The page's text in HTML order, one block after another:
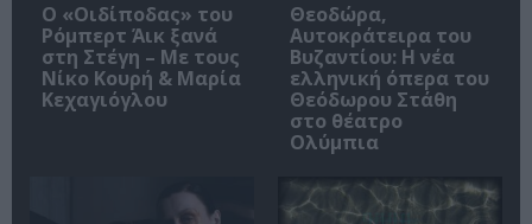
O «Οιδίποδας» του
Ρόμπερτ Άικ ξανά
στη Στέγη – Με τους
Νίκο Κουρή & Μαρία
Κεχαγιόγλου
Θεοδώρα,
Αυτοκράτειρα του
Βυζαντίου: Η νέα
ελληνική όπερα του
Θεόδωρου Στάθη
στο θέατρο
Ολύμπια